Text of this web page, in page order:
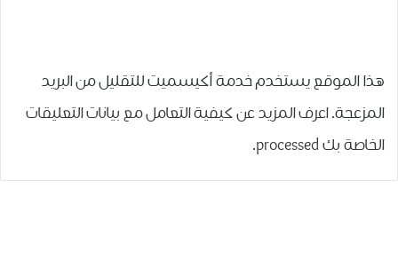
هذا الموقع يستخدم خدمة أكيسميت للتقليل من البريد
المزعجة.اعرف المزيد عن كيفية التعامل مع بيانات التعليقات
الخاصة بك processed
.